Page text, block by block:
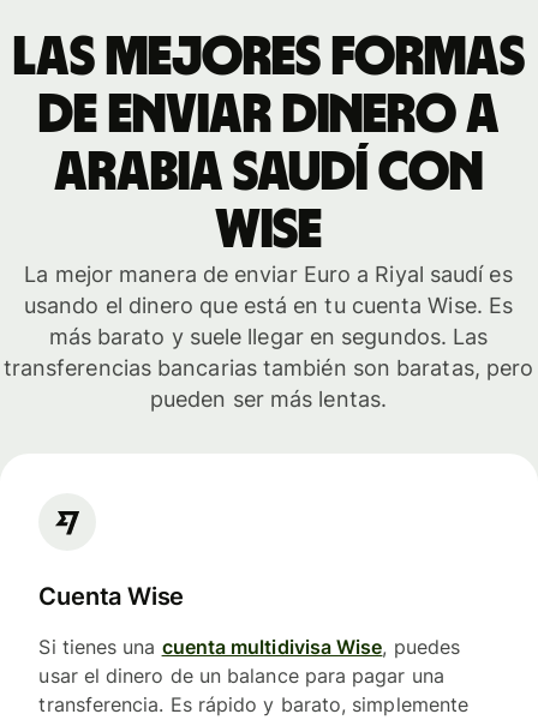
Las mejores formas
de enviar dinero a
Arabia Saudí con
Wise
La mejor manera de enviar Euro a Riyal saudí es
usando el dinero que está en tu cuenta Wise. Es
más barato y suele llegar en segundos. Las
transferencias bancarias también son baratas, pero
pueden ser más lentas.
Cuenta Wise
Si tienes una cuenta multidivisa Wise, puedes
usar el dinero de un balance para pagar una
transferencia. Es rápido y barato, simplemente